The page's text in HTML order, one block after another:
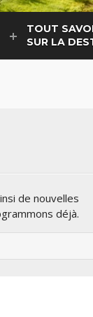
TOUT
SUR LA
de nouvelles
déjà.